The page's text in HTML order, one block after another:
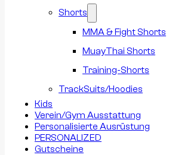
Shorts
MMA & Fight Shorts
MuayThai Shorts
Training-Shorts
TrackSuits/Hoodies
Kids
Verein/Gym Ausstattung
Personalisierte Ausrüstung
PERSONALIZED
Gutscheine